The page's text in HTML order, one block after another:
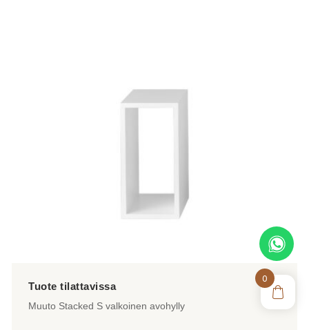
Muuto Stacked S valkoinen avohylly
0